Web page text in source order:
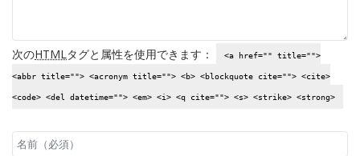
次のHTML タグと属性を使用できます： <a href="" title="">
<abbr title=""> <acronym title=""> <b> <blockquote cite=""> <cite>
<code> <del datetime=""> <em> <i> <q cite=""> <s> <strike> <strong>